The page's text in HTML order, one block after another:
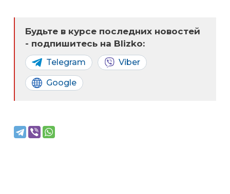
Будьте в курсе последних новостей
- подпишитесь на Blizko:
Telegram Viber
Google